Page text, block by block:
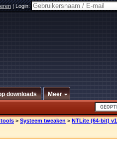
|Login:
downloads Meer
> Systeem tweaken > NTLite (64-bit)